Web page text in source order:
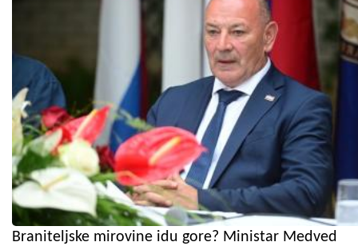
Braniteljske mirovine idu gore? Ministar Medved